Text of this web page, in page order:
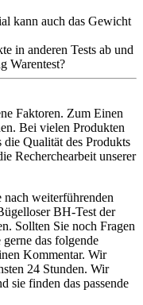
kann auch das Gewicht
in anderen Tests ab und
Warentest?
Faktoren. Zum Einen
Bei vielen Produkten
die Qualität des Produkts
Recherchearbeit unserer
weiterführenden
BH-Test der
Sollten Sie noch Fragen
das folgende
Kommentar. Wir
24 Stunden. Wir
sie finden das passende